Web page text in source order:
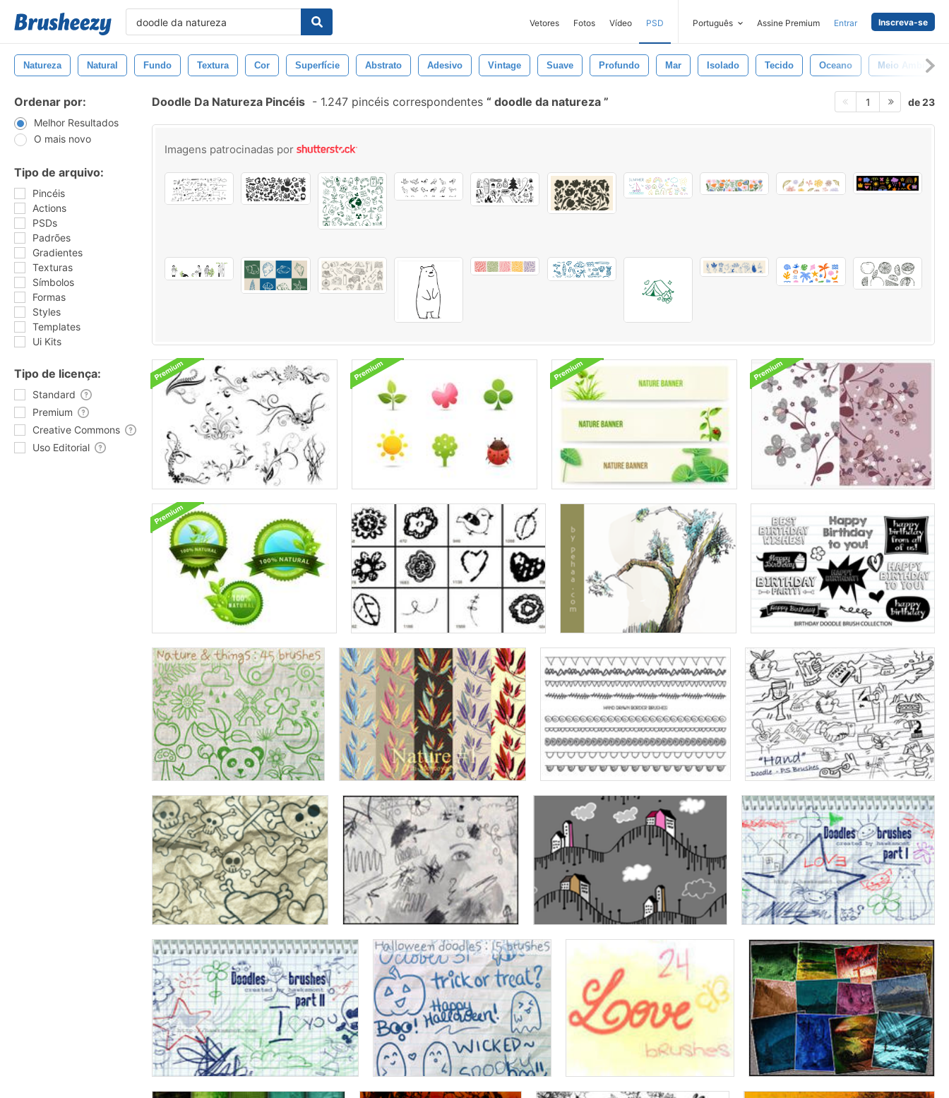
Vetores Fotos Vídeo PSD Português Assine Premium Entrar Inscreva-se
Natureza Natural Fundo Textura Cor Superfície Abstrato Adesivo Vintage Suave Profundo Mar Isolado Tecido Oceano Meio Ambiente
Ordenar por:
Melhor Resultados
O mais novo
Tipo de arquivo:
Pincéis
Actions
PSDs
Padrões
Gradientes
Texturas
Símbolos
Formas
Styles
Templates
Ui Kits
Tipo de licença:
Standard
Premium
Creative Commons
Uso Editorial
Doodle Da Natureza Pincéis - 1.247 pincéis correspondentes doodle da natureza 1 de 23
Imagens patrocinadas por